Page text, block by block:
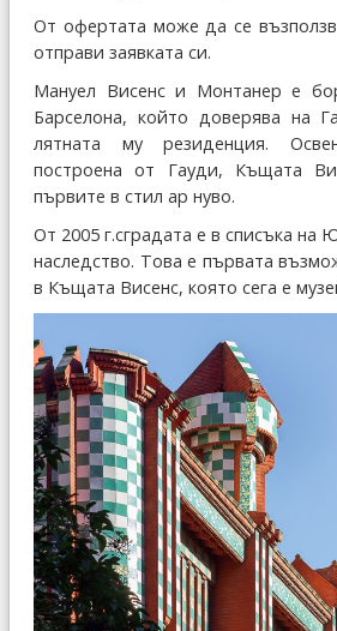
От офертата може да се
отправи заявката си.
Мануел Висенс и Монтанер е
Барселона, който доверява на
лятната му резиденция.
построена от Гауди, Къщата
първите в стил ар нуво.
От 2005 г.сградата е в списъка на
наследство. Това е първата
в Къщата Висенс, която сега е